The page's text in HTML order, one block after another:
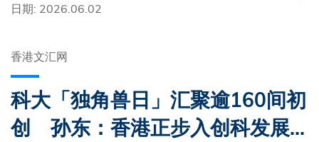
日期: 2026.06.02
香港文汇网
科大「独角兽日」汇聚逾160间初
创 孙东：香港正步入创科发展